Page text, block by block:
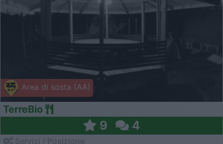
Area di sosta (AA)
TerreBio
9 4